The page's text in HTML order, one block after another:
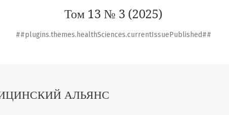
Том 13 № 3 (2025)
##plugins.themes.healthSciences.currentIssuePublished##
АЛЬЯНС